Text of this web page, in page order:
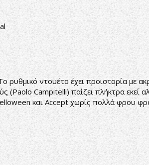
ντουέτο έχει προιστορία με
Campitelli) παίζει πλήκτρα εκεί
και Accept χωρίς πολλά φρου